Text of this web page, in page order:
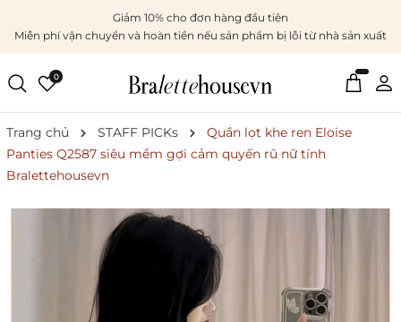
Giảm 10% cho đơn hàng đầu tiên
Miễn phí vận chuyển và hoàn tiền nếu sản phẩm bị lỗi từ nhà sản xuất
0
Trang chủ STAFF PICKs
Quần lọt khe ren Eloise
Panties Q2587 siêu mềm gợi cảm quyến rũ nữ tính
Bralettehousevn